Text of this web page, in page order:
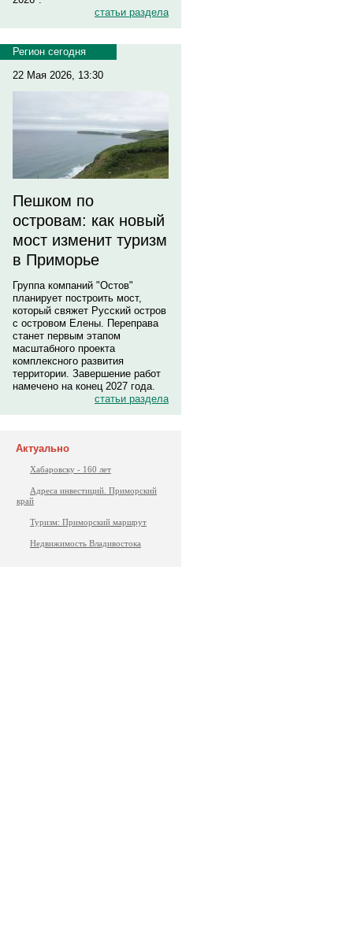
статьи раздела
Регион сегодня
22 Мая 2026, 13:30
Пешком по
островам: как новый
мост изменит туризм
в Приморье
Группа компаний "Остов"
планирует построить мост,
который свяжет Русский остров
с островом Елены. Переправа
станет первым этапом
масштабного проекта
комплексного развития
территории. Завершение работ
намечено на конец 2027 года.
статьи раздела
Актуально
Хабаровску - 160 лет
Адреса инвестиций. Приморский
край
Туризм: Приморский маршрут
Недвижимость Владивостока